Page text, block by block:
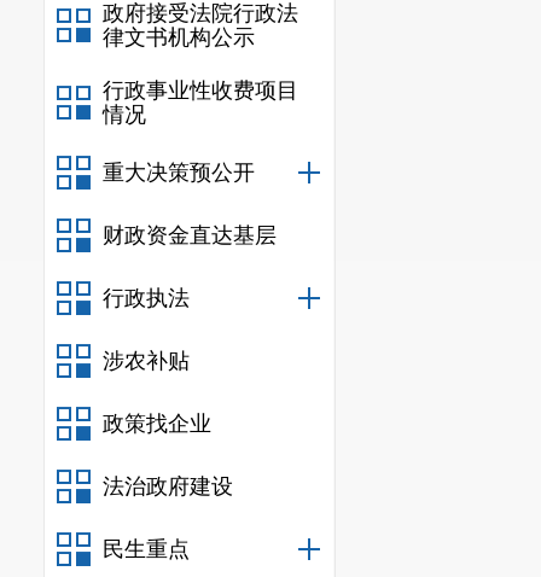
政府接受法院行政法
律文书机构公示
行政事业性收费项目
情况
重大决策预公开
财政资金直达基层
行政执法
涉农补贴
政策找企业
法治政府建设
民生重点